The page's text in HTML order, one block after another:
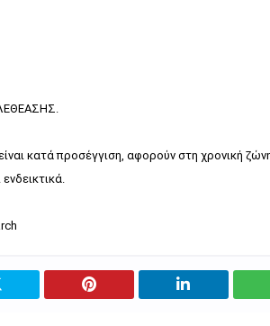
κατά προσέγγιση, αφορούν στη χρονική